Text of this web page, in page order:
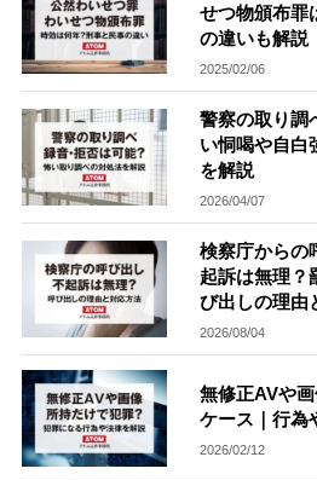
刑事事件を示談で解決し
アトムについて知りたい方
弁護士紹介
弁護士費用
アクセス
解決実績
せつ物頒布罪
の違いも解説
2025/02/06
警察の取り調
い恫喝や自白
を解説
2026/04/07
検察庁からの
起訴は無理？
び出しの理由
2026/08/04
無修正AVや
ケース｜行為
2026/02/12